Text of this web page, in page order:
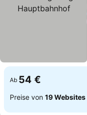
Ab 54 €
Preise von 19 Websites